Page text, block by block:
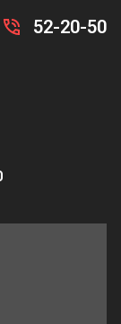
52-20-50